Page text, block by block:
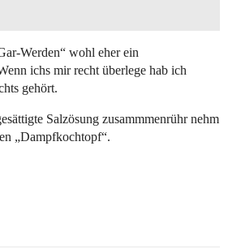
Werden“ wohl eher ein
ichs mir recht überlege hab ich
gehört.
Salzösung zusammmenrühr nehm
„Dampfkochtopf“.